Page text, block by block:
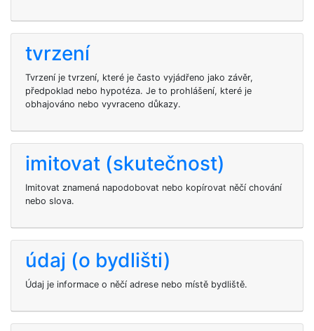
tvrzení
Tvrzení je tvrzení, které je často vyjádřeno jako závěr,
předpoklad nebo hypotéza. Je to prohlášení, které je
obhajováno nebo vyvraceno důkazy.
imitovat (skutečnost)
Imitovat znamená napodobovat nebo kopírovat něčí chování
nebo slova.
údaj (o bydlišti)
Údaj je informace o něčí adrese nebo místě bydliště.